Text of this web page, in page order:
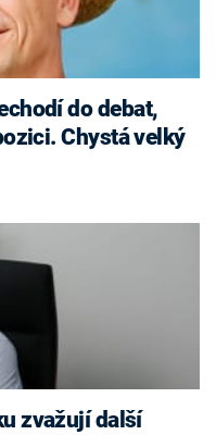
do debat,
Chystá velký